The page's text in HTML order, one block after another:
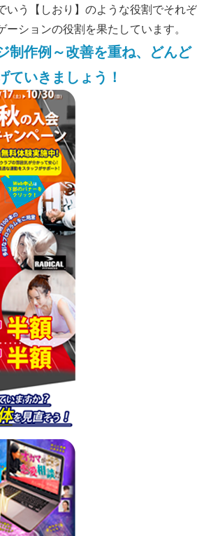
いう【しおり】のような役割でそれぞ
ーションの役割を果たしています。
制作例～改善を重ね、どんど
ていきましょう！